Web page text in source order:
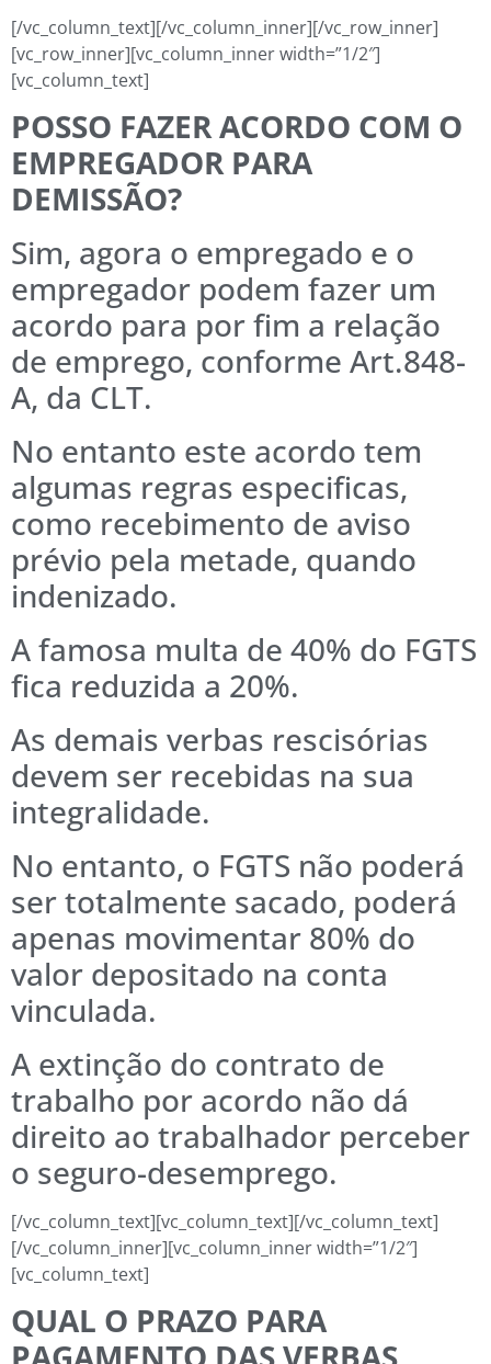
[/vc_column_text][/vc_column_inner][/vc_row_inner]
[vc_row_inner][vc_column_inner width=”1/2″]
[vc_column_text]
POSSO FAZER ACORDO COM O
EMPREGADOR PARA
DEMISSÃO?
Sim, agora o empregado e o
empregador podem fazer um
acordo para por fim a relação
de emprego, conforme Art.848-
A, da CLT.
No entanto este acordo tem
algumas regras especificas,
como recebimento de aviso
prévio pela metade, quando
indenizado.
A famosa multa de 40% do FGTS
fica reduzida a 20%.
As demais verbas rescisórias
devem ser recebidas na sua
integralidade.
No entanto, o FGTS não poderá
ser totalmente sacado, poderá
apenas movimentar 80% do
valor depositado na conta
vinculada.
A extinção do contrato de
trabalho por acordo não dá
direito ao trabalhador perceber
o seguro-desemprego.
[/vc_column_text][vc_column_text][/vc_column_text]
[/vc_column_inner][vc_column_inner width=”1/2″]
[vc_column_text]
QUAL O PRAZO PARA